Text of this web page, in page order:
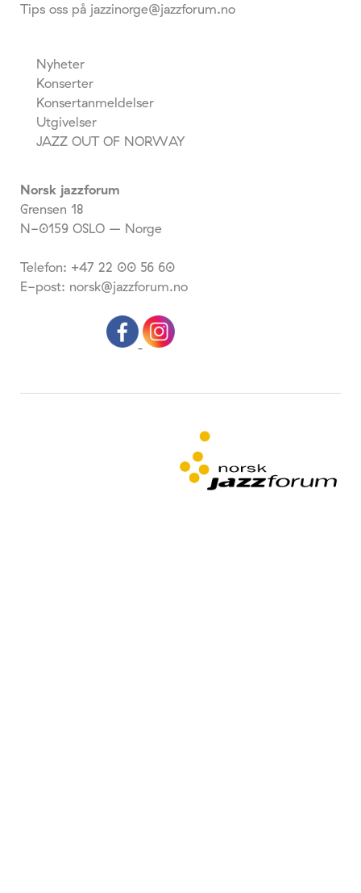
Tips oss på jazzinorge@jazzforum.no
Nyheter
Konserter
Konsertanmeldelser
Utgivelser
JAZZ OUT OF NORWAY
Norsk jazzforum
Grensen 18
N-0159 OSLO – Norge
Telefon: +47 22 00 56 60
E-post: norsk@jazzforum.no